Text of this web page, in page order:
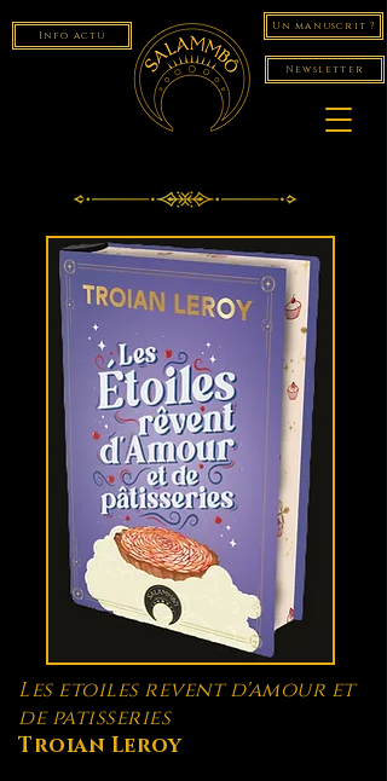
Un manuscrit ?
Info actu
Newsletter
Les etoiles revent d'amour et
de patisseries
Troian Leroy